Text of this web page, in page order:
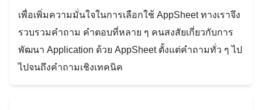
เพื่อเพิ่มความมั่นใจในการเลือกใช้ AppSheet ทางเราจึง
รวบรวมคำถาม คำตอบที่หลาย ๆ คนสงสัยเกี่ยวกับการ
พัฒนา Application ด้วย AppSheet ตั้งแต่คำถามทั่ว ๆ ไป
ไปจนถึงคำถามเชิงเทคนิค